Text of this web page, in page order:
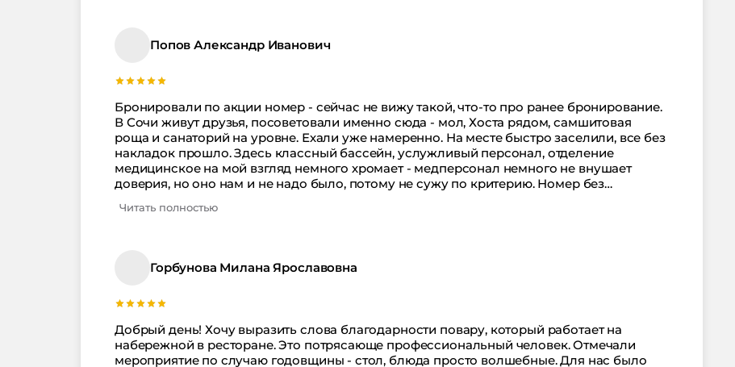
Попов Александр Иванович
Бронировали по акции номер - сейчас не вижу такой, что-то про ранее бронирование.
В Сочи живут друзья, посоветовали именно сюда - мол, Хоста рядом, самшитовая
роща и санаторий на уровне. Ехали уже намеренно. На месте быстро заселили, все без
накладок прошло. Здесь классный бассейн, услужливый персонал, отделение
медицинское на мой взгляд немного хромает - медперсонал немного не внушает
доверия, но оно нам и не надо было, потому не сужу по критерию. Номер без
санаторий, отдыхом доволен.
Читать полностью
Горбунова Милана Ярославовна
Добрый день! Хочу выразить слова благодарности повару, который работает на
набережной в ресторане. Это потрясающе профессиональный человек. Отмечали
мероприятие по случаю годовщины - стол, блюда просто волшебные. Для нас было